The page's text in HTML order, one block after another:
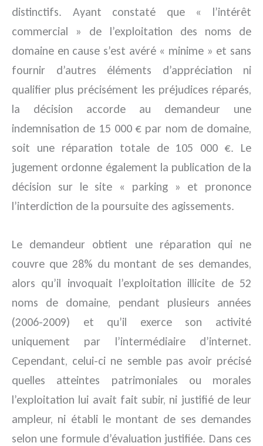
distinctifs. Ayant constaté que « l’intérêt
commercial » de l’exploitation des noms de
domaine en cause s’est avéré « minime » et sans
fournir d’autres éléments d’appréciation ni
qualifier plus précisément les préjudices réparés,
la décision accorde au demandeur une
indemnisation de 15 000 € par nom de domaine,
soit une réparation totale de 105 000 €. Le
jugement ordonne également la publication de la
décision sur le site « parking » et prononce
l’interdiction de la poursuite des agissements.
Le demandeur obtient une réparation qui ne
couvre que 28% du montant de ses demandes,
alors qu’il invoquait l’exploitation illicite de 52
noms de domaine, pendant plusieurs années
(2006-2009) et qu’il exerce son activité
uniquement par l’intermédiaire d’internet.
Cependant, celui-ci ne semble pas avoir précisé
quelles atteintes patrimoniales ou morales
l’exploitation lui avait fait subir, ni justifié de leur
ampleur, ni établi le montant de ses demandes
selon une formule d’évaluation justifiée. Dans ces